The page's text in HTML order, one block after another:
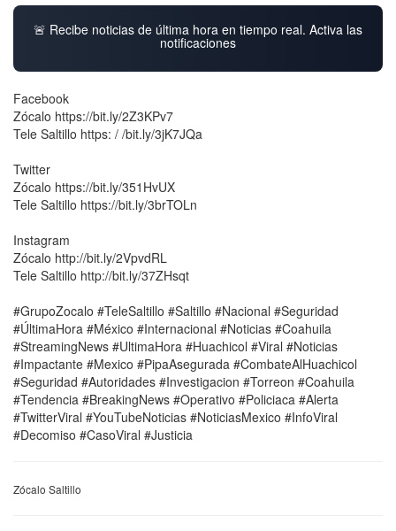
🚨 Recibe noticias de última hora en tiempo real. Activa las
notificaciones
Facebook
Zócalo https://bit.ly/2Z3KPv7
Tele Saltillo https: / /bit.ly/3jK7JQa
Twitter
Zócalo https://bit.ly/351HvUX
Tele Saltillo https://bit.ly/3brTOLn
Instagram
Zócalo http://bit.ly/2VpvdRL
Tele Saltillo http://bit.ly/37ZHsqt
#GrupoZocalo #TeleSaltillo #Saltillo #Nacional #Seguridad
#ÚltimaHora #México #Internacional #Noticias #Coahuila
#StreamingNews #UltimaHora #Huachicol #Viral #Noticias
#Impactante #Mexico #PipaAsegurada #CombateAlHuachicol
#Seguridad #Autoridades #Investigacion #Torreon #Coahuila
#Tendencia #BreakingNews #Operativo #Policiaca #Alerta
#TwitterViral #YouTubeNoticias #NoticiasMexico #InfoViral
#Decomiso #CasoViral #Justicia
Zócalo Saltillo